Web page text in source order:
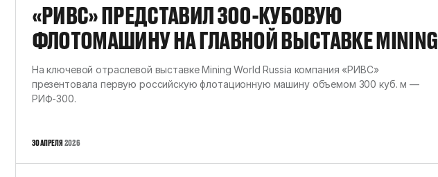
«РИВС» ПРЕДСТАВИЛ 300-КУБОВУЮ
ФЛОТОМАШИНУ НА ГЛАВНОЙ ВЫСТАВКЕ MINING
WORLD RUSSIA
На ключевой отраслевой выставке Mining World Russia компания «РИВС»
презентовала первую российскую флотационную машину объемом 300 куб. м —
РИФ-300.
30 АПРЕЛЯ 2026